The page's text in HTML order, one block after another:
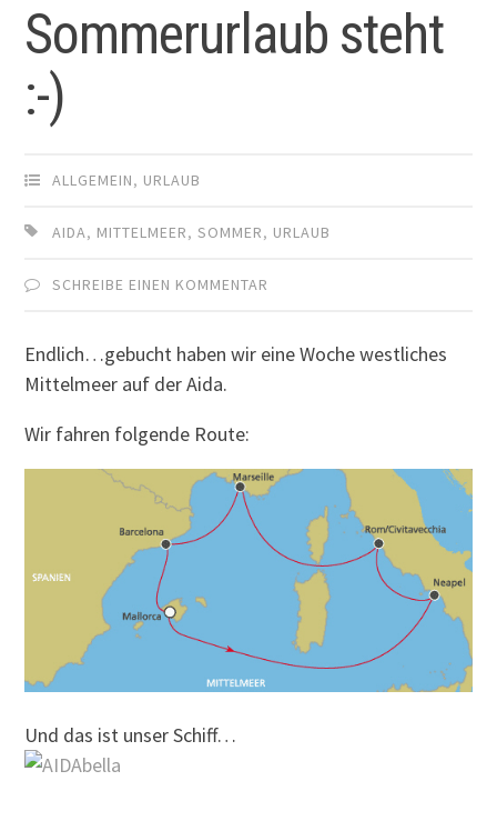
Sommerurlaub steht
:-)
ALLGEMEIN, URLAUB
AIDA, MITTELMEER,SOMMER, URLAUB
SCHREIBE EINEN KOMMENTAR
Endlich…gebucht haben wir eine Woche westliches
Mittelmeer auf der Aida.
Wir fahren folgende Route:
Und das ist unser Schiff…